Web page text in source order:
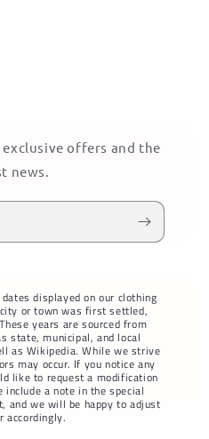
offers and the
news.
displayed on our clothing
or town was first settled,
years are sourced from
state, municipal, and local
as Wikipedia. While we strive
may occur. If you notice any
like to request a modification
a note in the special
and we will be happy to adjust
accordingly.